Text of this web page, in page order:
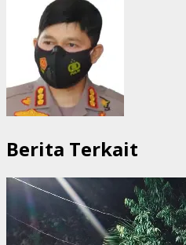
Berita Terkait